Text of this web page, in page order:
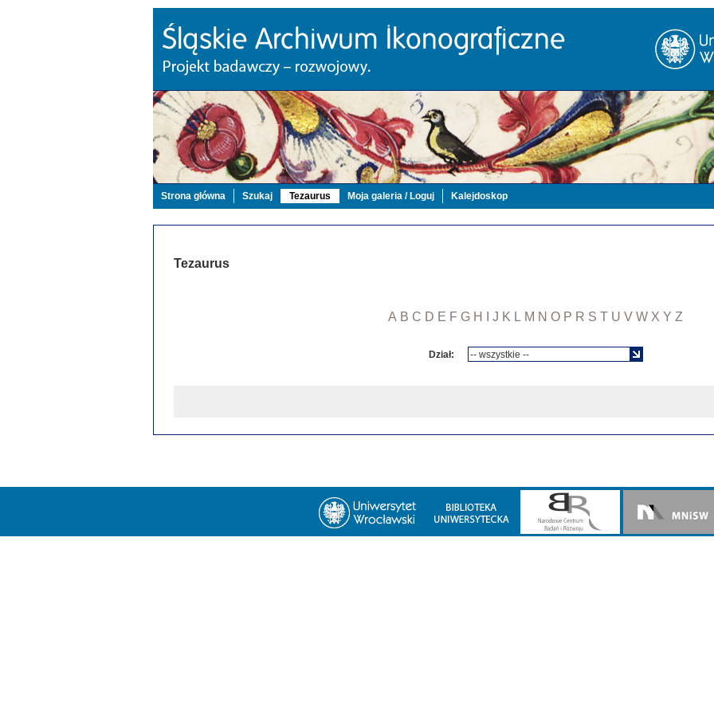
Strona główna Szukaj Tezaurus Moja galeria / Loguj Kalejdoskop
Tezaurus
A B C D E F G H J K L M N O P R S T U V W X Y Z
Dział: